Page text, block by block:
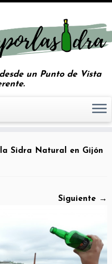
un Punto de Vista
Sidra Natural en Gijón
Siguiente →